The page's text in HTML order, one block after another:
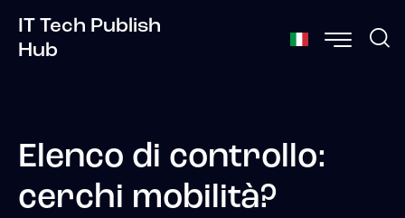
IT Tech Publish
Hub
Elenco di controllo:
cerchi mobilità?